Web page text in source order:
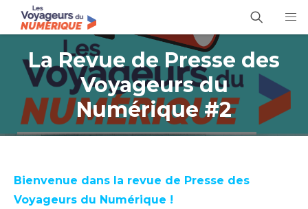
La Revue de Presse des
Voyageurs du
Numérique #2
Bienvenue dans la revue de Presse des
Voyageurs du Numérique !